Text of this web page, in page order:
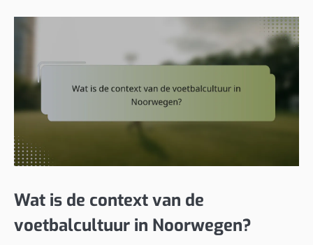
Wat is de context van de
voetbalcultuur in Noorwegen?